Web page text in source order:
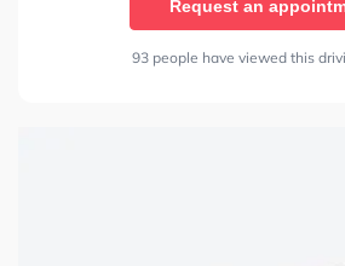
Request an
93 people have viewed this